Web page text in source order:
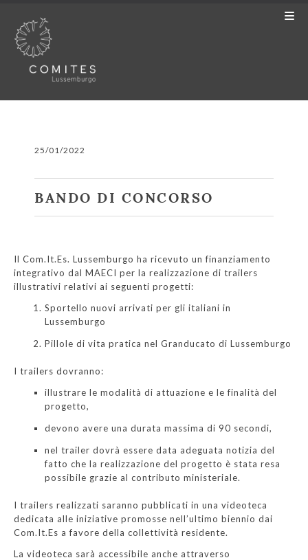
25/01/2022
BANDO DI CONCORSO
Il Com.It.Es. Lussemburgo ha ricevuto un finanziamento
integrativo dal MAECI per la realizzazione di trailers
illustrativi relativi ai seguenti progetti:
Sportello nuovi arrivati per gli italiani in
Lussemburgo
Pillole di vita pratica nel Granducato di Lussemburgo
I trailers dovranno:
illustrare le modalità di attuazione e le finalità del
progetto,
devono avere una durata massima di 90 secondi,
nel trailer dovrà essere data adeguata notizia del
fatto che la realizzazione del progetto è stata resa
possibile grazie al contributo ministeriale.
I trailers realizzati saranno pubblicati in una videoteca
dedicata alle iniziative promosse nell’ultimo biennio dai
Com.It.Es a favore della collettività residente.
La videoteca sarà accessibile anche attraverso